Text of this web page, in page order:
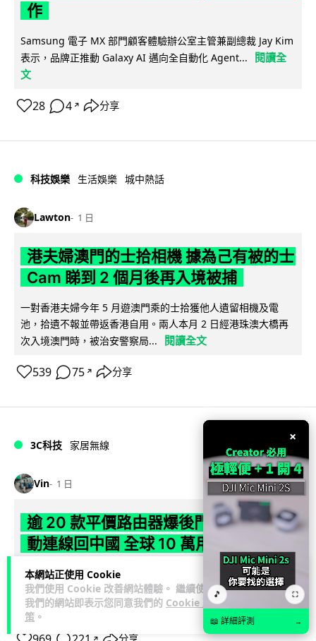
本網站正使用 Cookie
我們使用 Cookie 改善網站體驗。 繼續使用
我們的網站即表示您同意我們的 Cookie 政
策 。
作
Samsung 電子 MX 部門顧客體驗辦公室主管兼副總裁 Jay Kim
表示，品牌正推動 Galaxy AI 邁向全自動化 Agent...
閱讀全
文
28 4 ↗ 分享
科技娛樂 生活娛樂 城中熱話
Lawton 1 日
港夫婦澳門的士拾相機 據為己有被的士
Cam 睇到 2 個月後再入境被捕
一對香港夫婦今年 5 月遊澳門乘的士拾獲他人遺留相機及電
池，拾遺不報並帶返香港自用。兩人本月 2 日經港珠澳大橋再
次入境澳門時，被治安警察局...
閱讀全文
539 75 ↗ 分享
3C科技 家居無線
Vin 1 日
逾 20 款平價路由器爆後門 每 35 秒自
動連線回中國 全球 10 萬用家私隱堪憂
網絡安全公司 VulnCheck 揭發中國智博通電子（Zbtlink）生產
的 20 多款路由器內置後門程式「Endlessdoors」（無盡... 閱
讀全文
↗
×
🎵 ⛶
📖 詳細評測 →